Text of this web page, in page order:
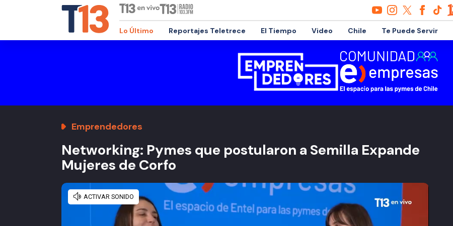
Lo Último Reportajes Teletrece El Tiempo Video Chile Te Puede Servir
Emprendedores
Networking: Pymes que postularon a Semilla Expande
Mujeres de Corfo